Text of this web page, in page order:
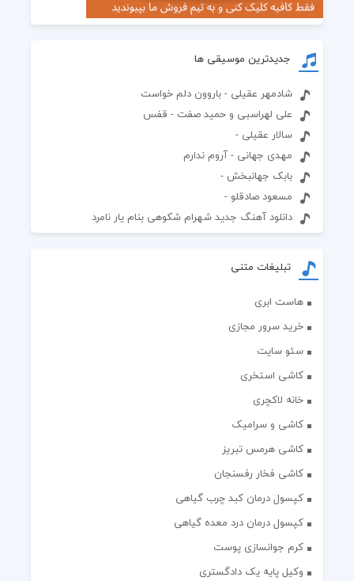
جدیدترین موسیقی ها
شادمهر عقیلی - باروون دلم خواست
علی لهراسبی و حمید صفت - قفس
سالار عقیلی -
مهدی جهانی - آروم ندارم
بابک جهانبخش -
مسعود صادقلو -
دانلود آهنگ جدید شهرام شکوهی بنام یار نامرد
تبلیغات متنی
هاست ابری
خرید سرور مجازی
سئو سایت
کاشی استخری
خانه لاکچری
کاشی و سرامیک
کاشی هرمس تبریز
کاشی فخار رفسنجان
کپسول درمان کبد چرب گیاهی
کپسول درمان درد معده گیاهی
کرم جوانسازی پوست
وکیل پایه یک دادگستری